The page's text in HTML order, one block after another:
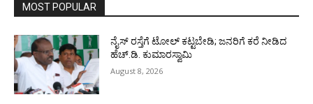
MOST POPULAR
ನೈಸ್ ರಸ್ತೆಗೆ ಟೋಲ್ ಕಟ್ಟಬೇಡಿ; ಜನರಿಗೆ ಕರೆ ನೀಡಿದ
ಹೆಚ್.ಡಿ. ಕುಮಾರಸ್ವಾಮಿ
August 8, 2026